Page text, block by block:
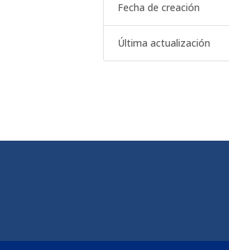
Fecha de creación
Última actualización